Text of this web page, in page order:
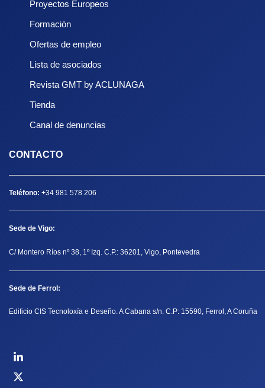
Proyectos Europeos
Formación
Ofertas de empleo
Lista de asociados
Revista GMT by ACLUNAGA
Tienda
Canal de denuncias
CONTACTO
Teléfono: +34 981 578 206
Sede de Vigo:
C/ Montero Ríos nº 38, 1º Izq. C.P.: 36201, Vigo, Pontevedra
Sede de Ferrol:
Edificio CIS Tecnoloxía e Deseño. A Cabana s/n. C.P: 15590, Ferrol, A Coruña